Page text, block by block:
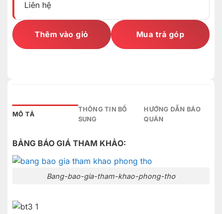
Liên hệ
Thêm vào giỏ Mua trả góp
MÔ TẢ
THÔNG TIN BỔ
SUNG
HƯỚNG DẪN BẢO
QUẢN
BẢNG BÁO GIÁ THAM KHẢO:
Bang-bao-gia-tham-khao-phong-tho